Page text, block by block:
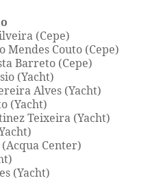
(Cepe)
Mendes Couto (Cepe)
Barreto (Cepe)
(Yacht)
Alves (Yacht)
(Yacht)
Teixeira (Yacht)
Center)
(Yacht)